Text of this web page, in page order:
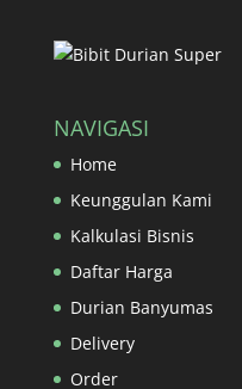
NAVIGASI
Home
Keunggulan Kami
Kalkulasi Bisnis
Daftar Harga
Durian Banyumas
Delivery
Order